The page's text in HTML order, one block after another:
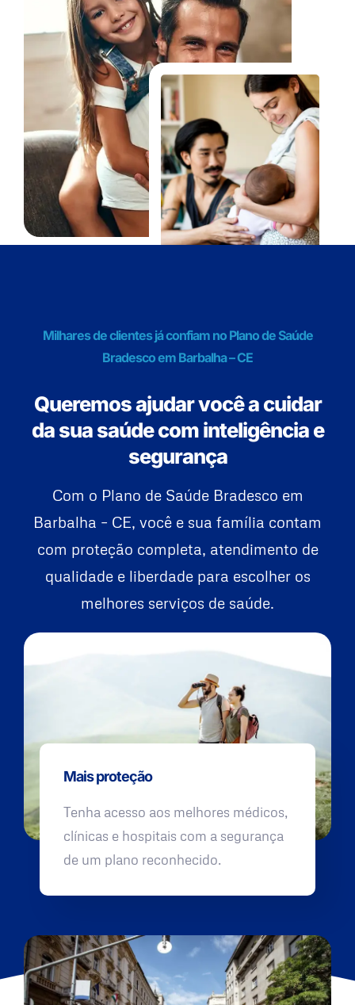
Milhares de clientes já confiam no Plano de Saúde
Bradesco em Barbalha – CE
Queremos ajudar você a cuidar
da sua saúde com inteligência e
segurança
Com o Plano de Saúde Bradesco em
Barbalha – CE, você e sua família contam
com proteção completa, atendimento de
qualidade e liberdade para escolher os
melhores serviços de saúde.
Mais proteção
Tenha acesso aos melhores médicos,
clínicas e hospitais com a segurança
de um plano reconhecido.